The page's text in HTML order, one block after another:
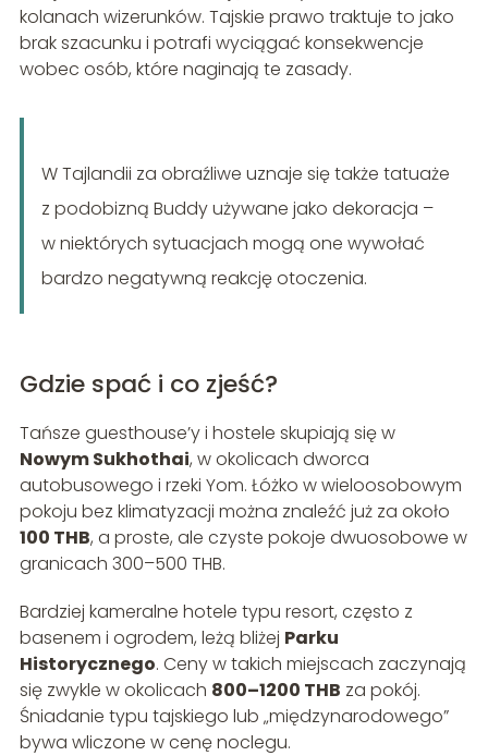
kolanach wizerunków. Tajskie prawo traktuje to jako
brak szacunku i potrafi wyciągać konsekwencje
wobec osób, które naginają te zasady.
W Tajlandii za obraźliwe uznaje się także tatuaże
z podobizną Buddy używane jako dekoracja –
w niektórych sytuacjach mogą one wywołać
bardzo negatywną reakcję otoczenia.
Gdzie spać i co zjeść?
Tańsze guesthouse’y i hostele skupiają się w
Nowym Sukhothai, w okolicach dworca
autobusowego i rzeki Yom. Łóżko w wieloosobowym
pokoju bez klimatyzacji można znaleźć już za około
100 THB, a proste, ale czyste pokoje dwuosobowe w
granicach 300–500 THB.
Bardziej kameralne hotele typu resort, często z
basenem i ogrodem, leżą bliżej Parku
Historycznego. Ceny w takich miejscach zaczynają
się zwykle w okolicach 800–1200 THB za pokój.
Śniadanie typu tajskiego lub „międzynarodowego”
bywa wliczone w cenę noclegu.